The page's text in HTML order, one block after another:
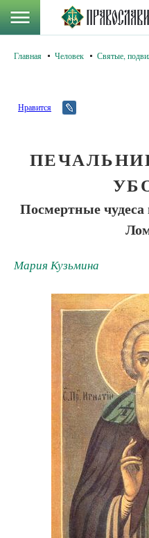
Главная Человек Святые,
Нравится
Посмертные чудеса
Мария Кузьмина